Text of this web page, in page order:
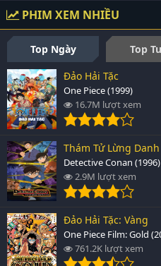
PHIM XEM NHIỀU
Top Ngày Top
Đảo Hải Tặc
One Piece (1999)
16.7M lượt xem
Thám Tử Lừng
Detective Conan (1996)
2.9M lượt xem
Đảo Hải Tặc: Vàng
One Piece Film: Gold
761.2K lượt xem